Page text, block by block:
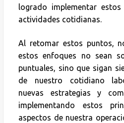
logrado implementar
actividades cotidianas.
Al retomar estos puntos,
estos enfoques no sean
puntuales, sino que sigan
de nuestro cotidiano
nuevas estrategias y
implementando estos
aspectos de nuestra